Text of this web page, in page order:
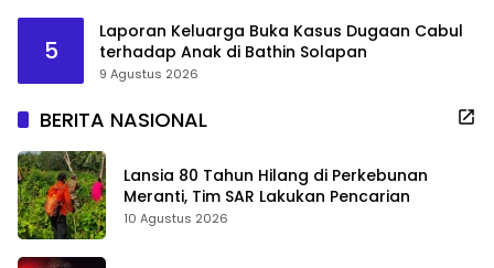
5
Laporan Keluarga Buka Kasus Dugaan Cabul
terhadap Anak di Bathin Solapan
9 Agustus 2026
BERITA NASIONAL
Lansia 80 Tahun Hilang di Perkebunan
Meranti, Tim SAR Lakukan Pencarian
10 Agustus 2026